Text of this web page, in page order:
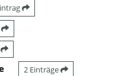
2 Einträge